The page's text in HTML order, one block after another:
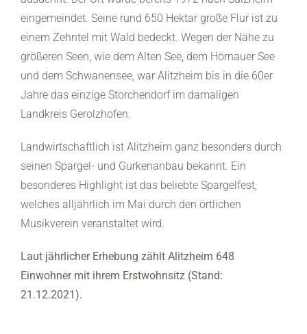
eingemeindet. Seine rund 650 Hektar große Flur ist zu
einem Zehntel mit Wald bedeckt. Wegen der Nähe zu
größeren Seen, wie dem Alten See, dem Hörnauer See
und dem Schwanensee, war Alitzheim bis in die 60er
Jahre das einzige Storchendorf im damaligen
Landkreis Gerolzhofen.
Landwirtschaftlich ist Alitzheim ganz besonders durch
seinen Spargel- und Gurkenanbau bekannt. Ein
besonderes Highlight ist das beliebte Spargelfest,
welches alljährlich im Mai durch den örtlichen
Musikverein veranstaltet wird.
Laut jährlicher Erhebung zählt Alitzheim 648
Einwohner mit ihrem Erstwohnsitz (Stand:
21.12.2021).